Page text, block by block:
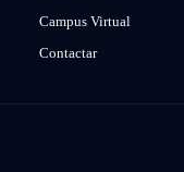
Campus Virtual
Contactar